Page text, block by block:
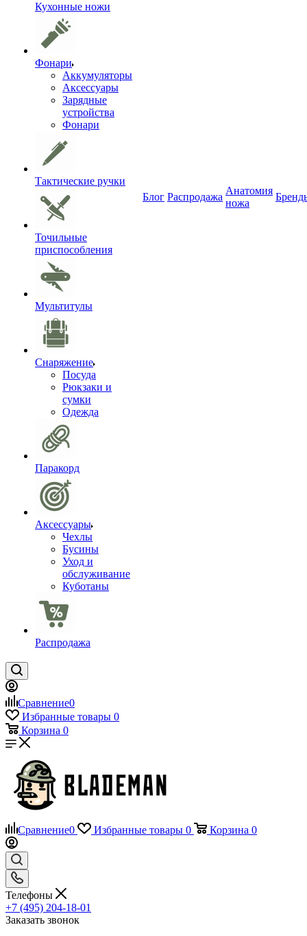
Кухонные ножи
Фонари
Аккумуляторы
Аксессуары
Зарядные
устройства
Фонари
Тактические ручки
Точильные
приспособления
Мультитулы
Снаряжение
Посуда
Рюкзаки и
сумки
Одежда
Паракорд
Аксессуары
Чехлы
Бусины
Уход и
обслуживание
Куботаны
Распродажа
Блог Распродажа
Анатомия
ножа
Сравнение0
Избранные товары 0
Корзина 0
Сравнение0 Избранные товары 0 Корзина 0
Телефоны
+7 (495) 204-18-01
Заказать звонок